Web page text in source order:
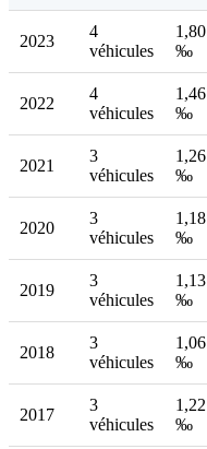
2023
4
véhicules
1,80
‰
2022
4
véhicules
1,46
‰
2021
3
véhicules
1,26
‰
2020
3
véhicules
1,18
‰
2019
3
véhicules
1,13
‰
2018
3
véhicules
1,06
‰
2017
3
véhicules
1,22
‰